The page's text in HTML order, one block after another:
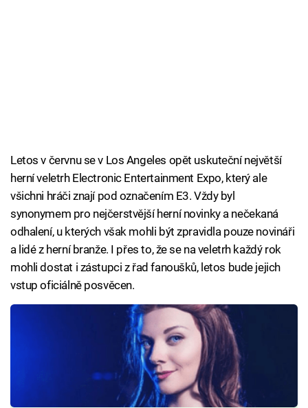
Letos v červnu se v Los Angeles opět uskuteční největší
herní veletrh Electronic Entertainment Expo, který ale
všichni hráči znají pod označením E3. Vždy byl
synonymem pro nejčerstvější herní novinky a nečekaná
odhalení, u kterých však mohli být zpravidla pouze novináři
a lidé z herní branže. I přes to, že se na veletrh každý rok
mohli dostat i zástupci z řad fanoušků, letos bude jejich
vstup oficiálně posvěcen.